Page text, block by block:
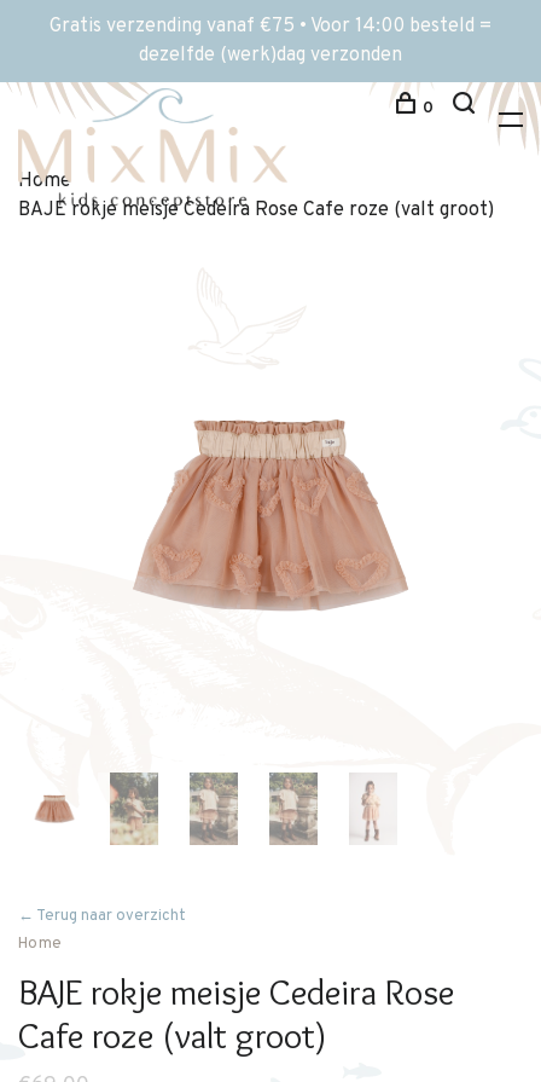
Gratis verzending vanaf €75 • Voor 14:00 besteld =
dezelfde (werk)dag verzonden
0
Home
BAJE rokje meisje Cedeira Rose Cafe roze (valt groot)
← Terug naar overzicht
Home
BAJE rokje meisje Cedeira Rose
Cafe roze (valt groot)